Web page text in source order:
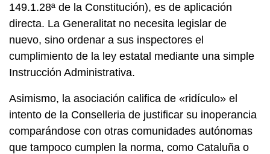
149.1.28ª de la Constitución), es de aplicación
directa. La Generalitat no necesita legislar de
nuevo, sino ordenar a sus inspectores el
cumplimiento de la ley estatal mediante una simple
Instrucción Administrativa.
Asimismo, la asociación califica de «ridículo» el
intento de la Conselleria de justificar su inoperancia
comparándose con otras comunidades autónomas
que tampoco cumplen la norma, como Cataluña o